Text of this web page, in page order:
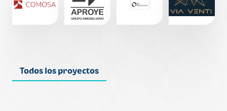
Todos los proyectos